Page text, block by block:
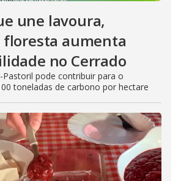
une lavoura,
floresta aumenta
no Cerrado
Pastoril pode contribuir para o
toneladas de carbono por hectare